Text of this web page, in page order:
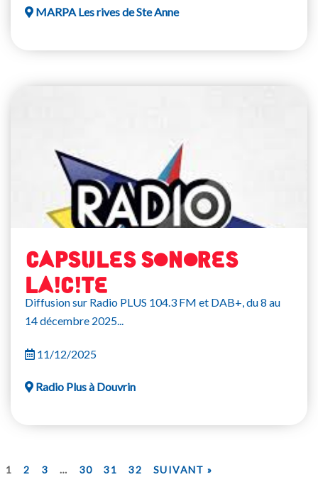
MARPA Les rives de Ste Anne
CAPSULES SONORES
LAICITE
Diffusion sur Radio PLUS 104.3 FM et DAB+, du 8 au
14 décembre 2025...
11/12/2025
Radio Plus à Douvrin
1 2 3 … 30 31 32 SUIVANT »